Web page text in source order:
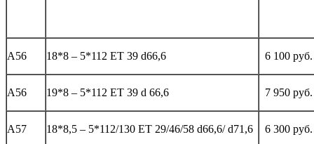
А56 18*8 – 5*112 ЕТ 39 d66,6 6 100 руб.
А56 19*8 – 5*112 ЕТ 39 d 66,6 7 950 руб.
А57 18*8,5 – 5*112/130 ЕТ 29/46/58 d66,6/ d71,6 6 300 руб.